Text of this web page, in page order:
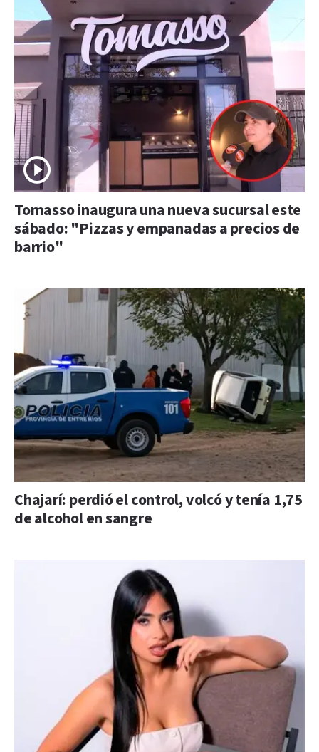
Tomasso inaugura una nueva sucursal este
sábado: "Pizzas y empanadas a precios de
barrio"
Chajarí: perdió el control, volcó y tenía 1,75
de alcohol en sangre